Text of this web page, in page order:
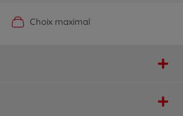
Boutique officielle du fabricant
Choix maximal
Service personnalisé
Livraison rapide